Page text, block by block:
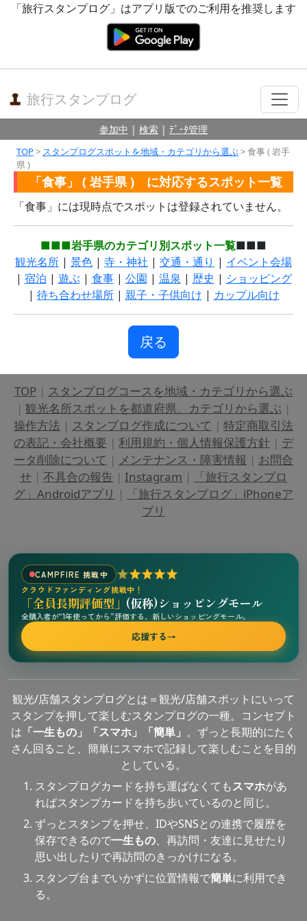
「旅行スタンプログ」はアプリ版でのご利用を推奨します
旅行スタンプログ
参加中 | 検索 | ﾃﾞｰﾀ管理
TOP> スタンプログスポットを地域・カテゴリから選ぶ> 食事 ( 岩手
県 )
「食事」 ( 岩手県 ) に対応するスポット一覧
「食事」には現時点でスポットは登録されていません。
■■■岩手県のカテゴリ別スポット一覧■■■
観光名所 | 景色 | 寺・神社 | 交通・通り | イベント会場
| 宿泊 | 遊ぶ| 食事| 公園 | 温泉 | 歴史 | ショッピング
| 待ち合わせ場所| 親子・子供向け | カップル向け
戻る
TOP | スタンプログコースを地域・カテゴリから選ぶ
| 観光名所スポットを都道府県、カテゴリから選ぶ |
操作方法 | スタンプログ作成について | 特定商取引法
の表記・会社概要 | 利用規約・個人情報保護方針 | デ
ータ削除について | メンテナンス・障害情報 | お問合
せ | 不具合の報告 | Instagram |
「旅行スタンプロ
グ」Androidアプリ |
「旅行スタンプログ」iPhoneア
プリ
CAMPFIRE 挑戦中
クラウドファンディング挑戦中！
「全員長期評価型」 (仮称)ショッピングモール
全購入者が“1年使ってから”評価する、新しいショッピングモール。
応援する→
観光/店舗スタンプログとは＝観光/店舗スポットにいって
スタンプを押して楽しむスタンプログの一種。コンセプト
は 「一生もの」「スマホ」「簡単」 。ずっと長期的にたく
さん回ること、簡単にスマホで記録して楽しむことを目的
としている。
スタンプログカードを持ち運ばなくてもスマホがあ
ればスタンプカードを持ち歩いているのと同じ。
ずっとスタンプを押せ、IDやSNSとの連携で履歴を
保存できるので一生もの、再訪問・友達に見せたり
思い出したりで再訪問のきっかけになる。
スタンプ台までいかずに位置情報で簡単に利用でき
る。